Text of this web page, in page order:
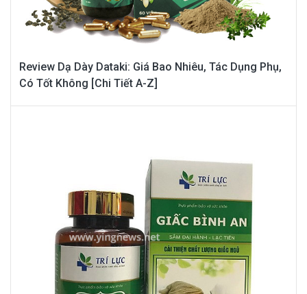
Review Dạ Dày Dataki: Giá Bao Nhiêu, Tác Dụng Phụ,
Có Tốt Không [Chi Tiết A-Z]